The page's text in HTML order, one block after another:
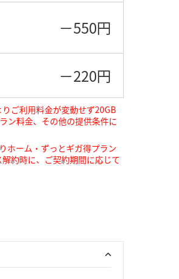
－550円
－220円
ご利用料金が変動せず20GB
ン料金、その他の提供条件に
ホーム・ずっとギガ得プラン
約時に、ご契約期間に応じて